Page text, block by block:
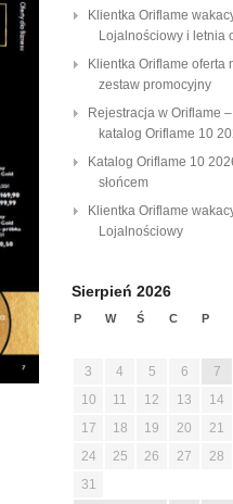
Klientka Oriflame
Lojalnościowy i letnia
Klientka Oriflame oferta
zestaw promocyjny
Rejestracja w Oriflame
katalog Oriflame 10
Katalog Oriflame 10
słońcem
Klientka Oriflame
Lojalnościowy
Sierpień 2026
P W Ś C P
3
4 5 6 7
10
11 12 13 14
17
18 19 20 21
24
25 26 27 28
31